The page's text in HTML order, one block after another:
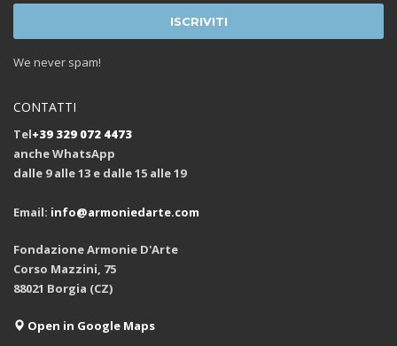
We never spam!
CONTATTI
Tel+39 329 072 4473
anche WhatsApp
dalle 9 alle 13 e dalle 15 alle 19
Email: info@armoniedarte.com
Fondazione Armonie D'Arte
Corso Mazzini, 75
88021 Borgia (CZ)
Open in Google Maps